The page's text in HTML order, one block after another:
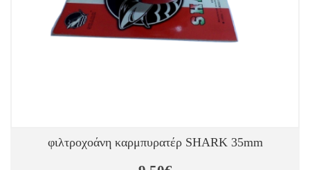
φιλτροχοάνη καρμπυρατέρ SHARK 35mm